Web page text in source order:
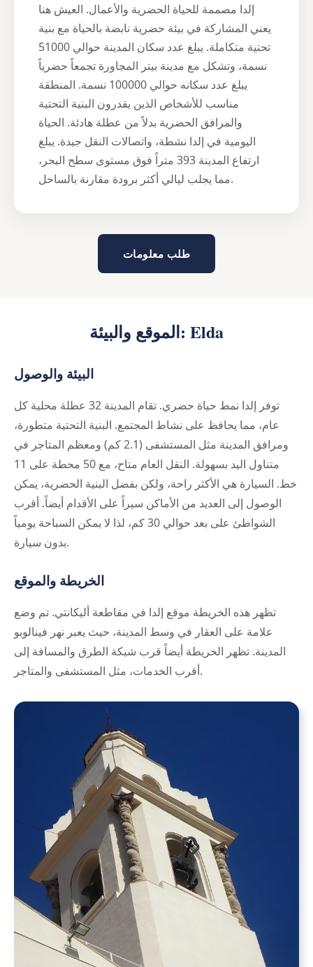
إلدا مصممة للحياة الحضرية والأعمال. العيش هنا
يعني المشاركة في بيئة حضرية نابضة بالحياة مع بنية
تحتية متكاملة. يبلغ عدد سكان المدينة حوالي 51000
نسمة، وتشكل مع مدينة بيتر المجاورة تجمعاً حضرياً
يبلغ عدد سكانه حوالي 100000 نسمة. المنطقة
مناسب للأشخاص الذين يقدرون البنية التحتية
والمرافق الحضرية بدلاً من عطلة هادئة. الحياة
اليومية في إلدا نشطة، واتصالات النقل جيدة. يبلغ
ارتفاع المدينة 393 متراً فوق مستوى سطح البحر،
مما يجلب ليالي أكثر برودة مقارنة بالساحل.
طلب معلومات
الموقع والبيئة: Elda
البيئة والوصول
توفر إلدا نمط حياة حضري. تقام المدينة 32 عطلة محلية كل
عام، مما يحافظ على نشاط المجتمع. البنية التحتية متطورة،
ومرافق المدينة مثل المستشفى (2.1 كم) ومعظم المتاجر في
متناول اليد بسهولة. النقل العام متاح، مع 50 محطة على 11
خط. السيارة هي الأكثر راحة، ولكن بفضل البنية الحضرية، يمكن
الوصول إلى العديد من الأماكن سيراً على الأقدام أيضاً. أقرب
الشواطئ على بعد حوالي 30 كم، لذا لا يمكن السباحة يومياً
بدون سيارة.
الخريطة والموقع
تظهر هذه الخريطة موقع إلدا في مقاطعة أليكانتي. تم وضع
علامة على العقار في وسط المدينة، حيث يعبر نهر فينالوبو
المدينة. تظهر الخريطة أيضاً قرب شبكة الطرق والمسافة إلى
أقرب الخدمات، مثل المستشفى والمتاجر.